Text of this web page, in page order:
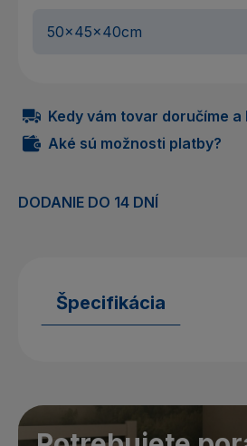
Kedy vám tovar doručíme
Aké sú možnosti platby?
DODANIE DO 14 DNÍ
Špecifikácia